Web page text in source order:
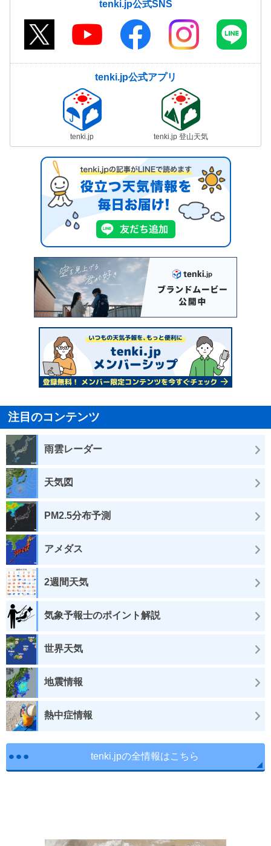
tenki.jp公式SNS
tenki.jp公式アプリ
tenki.jp tenki.jp 登山天気
注目のコンテンツ
雨雲レーダー
天気図
PM2.5分布予測
アメダス
2週間天気
気象予報士のポイント解説
世界天気
地震情報
熱中症情報
tenki.jpの全情報はこちら